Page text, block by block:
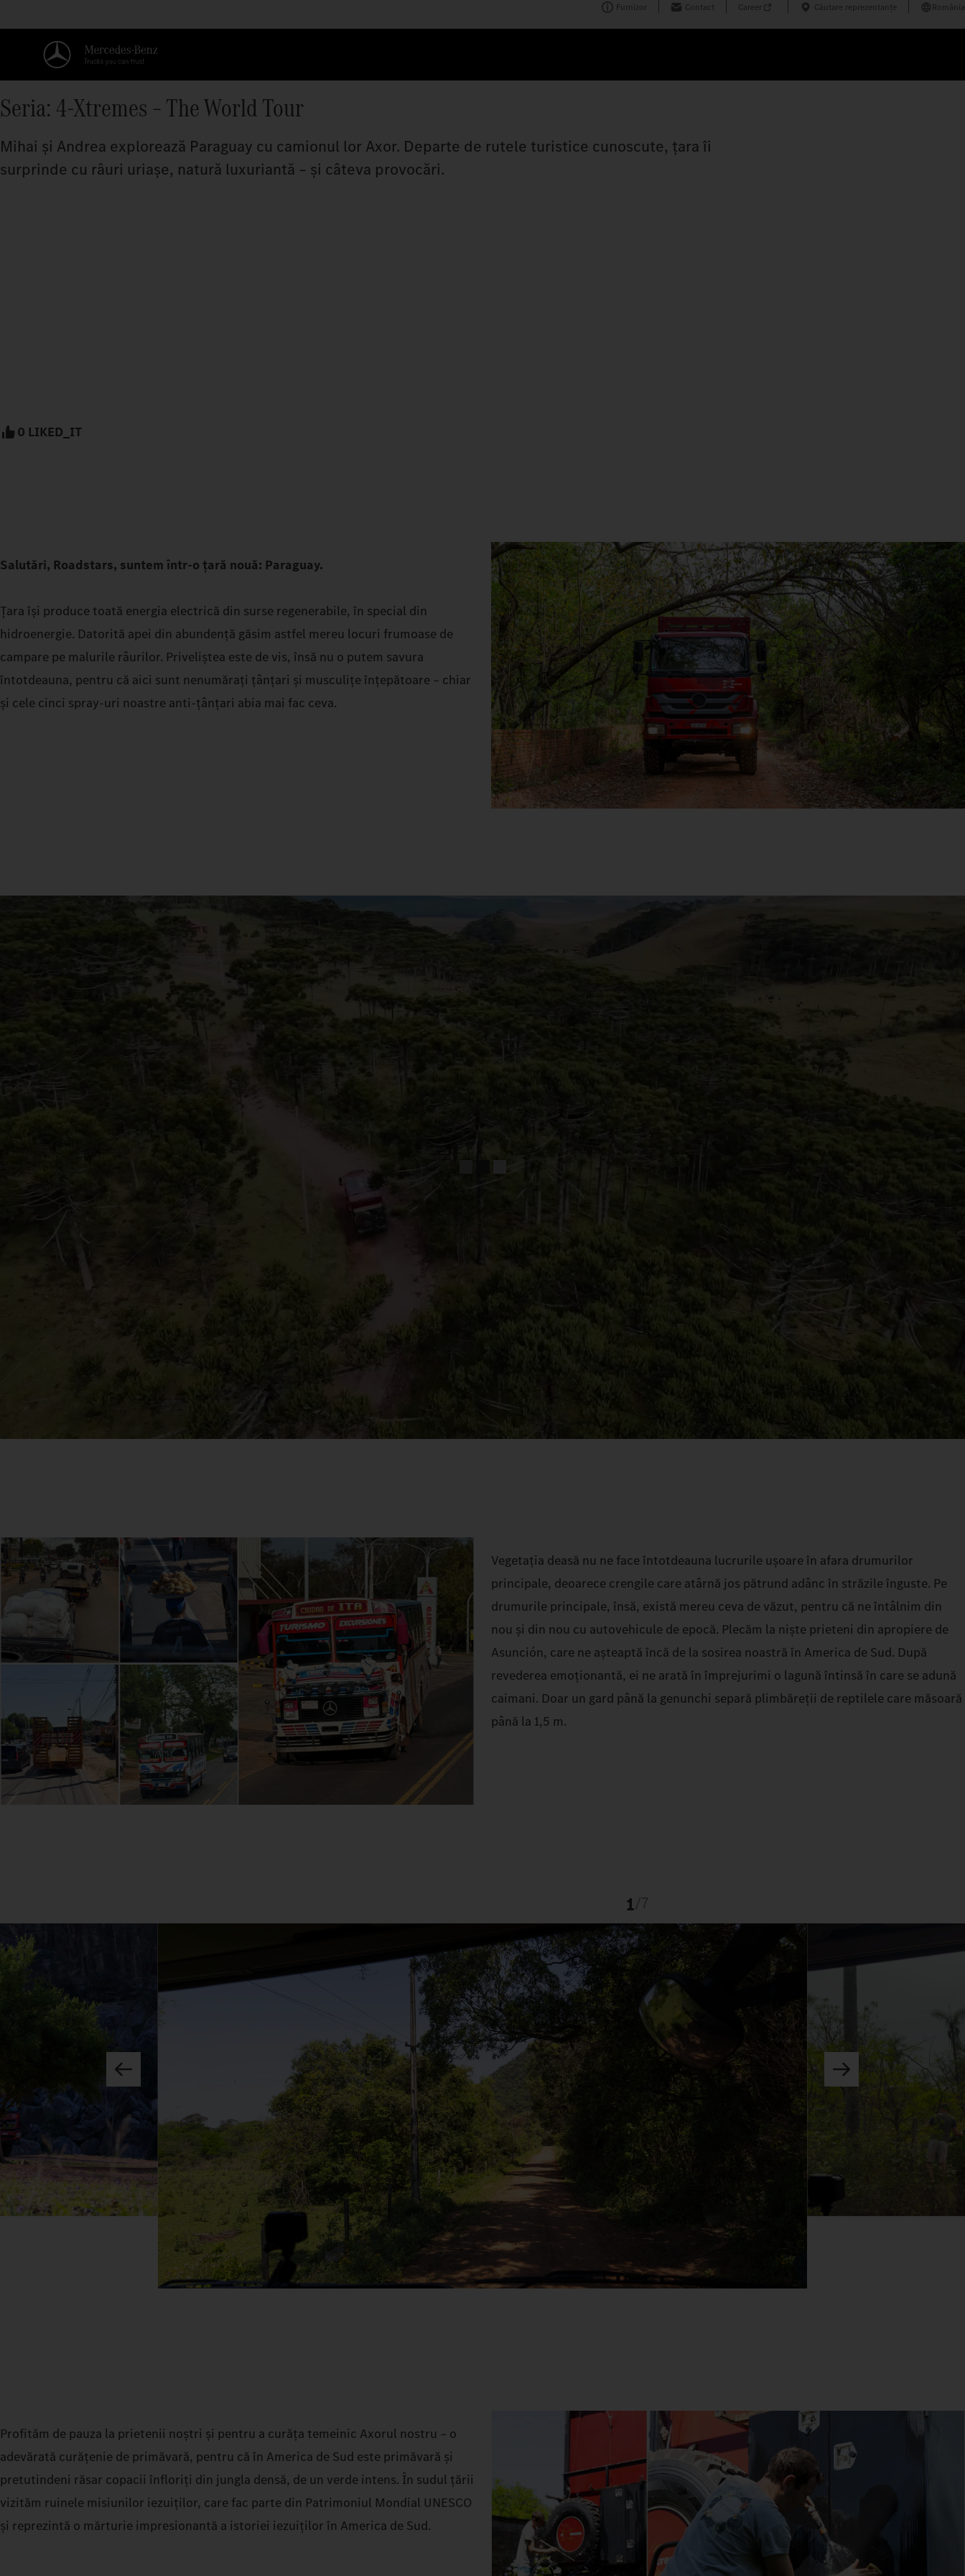
Furnizor Contact Career Căutare reprezentanțe România
Seria: 4-Xtremes – The World Tour
Mihai și Andrea explorează Paraguay cu camionul lor Axor. Departe de rutele turistice cunoscute, țara îi
surprinde cu râuri uriașe, natură luxuriantă – și câteva provocări.
0 LIKED_IT
Salutări, Roadstars, suntem într-o țară nouă: Paraguay.
Țara își produce toată energia electrică din surse regenerabile, în special din
hidroenergie. Datorită apei din abundență găsim astfel mereu locuri frumoase de
campare pe malurile râurilor. Priveliștea este de vis, însă nu o putem savura
întotdeauna, pentru că aici sunt nenumărați țânțari și musculițe înțepătoare – chiar
și cele cinci spray-uri noastre anti-țânțari abia mai fac ceva.
Vegetația deasă nu ne face întotdeauna lucrurile ușoare în afara drumurilor
principale, deoarece crengile care atârnă jos pătrund adânc în străzile înguste. Pe
drumurile principale, însă, există mereu ceva de văzut, pentru că ne întâlnim din
nou și din nou cu autovehicule de epocă. Plecăm la niște prieteni din apropiere de
Asunción, care ne așteaptă încă de la sosirea noastră în America de Sud. După
revederea emoționantă, ei ne arată în împrejurimi o lagună întinsă în care se adună
caimani. Doar un gard până la genunchi separă plimbăreții de reptilele care măsoară
până la 1,5 m.
1
Profităm de pauza la prietenii noștri și pentru a curăța temeinic Axorul nostru – o
adevărată curățenie de primăvară, pentru că în America de Sud este primăvară și
pretutindeni răsar copacii înfloriți din jungla densă, de un verde intens. În sudul țării
vizităm ruinele misiunilor iezuiților, care fac parte din Patrimoniul Mondial UNESCO
și reprezintă o mărturie impresionantă a istoriei iezuiților în America de Sud.